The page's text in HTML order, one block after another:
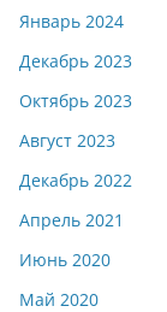
Январь 2024
Декабрь 2023
Октябрь 2023
Август 2023
Декабрь 2022
Апрель 2021
Июнь 2020
Май 2020